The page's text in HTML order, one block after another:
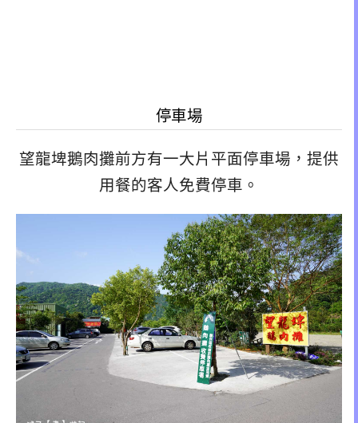
停車場
望龍埤鵝肉攤前方有一大片平面停車場，提供
用餐的客人免費停車。